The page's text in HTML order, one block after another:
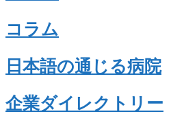
コラム
日本語の通じる病院
企業ダイレクトリー